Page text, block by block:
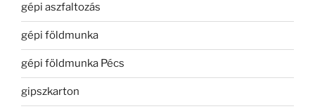
gépi aszfaltozás
gépi földmunka
gépi földmunka Pécs
gipszkarton